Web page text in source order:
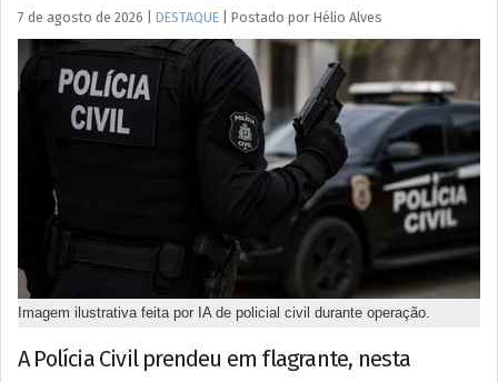
7 de agosto de 2026 DESTAQUE Postado por Hélio Alves
Imagem ilustrativa feita por IA de policial civil durante operação.
A Polícia Civil prendeu em flagrante, nesta